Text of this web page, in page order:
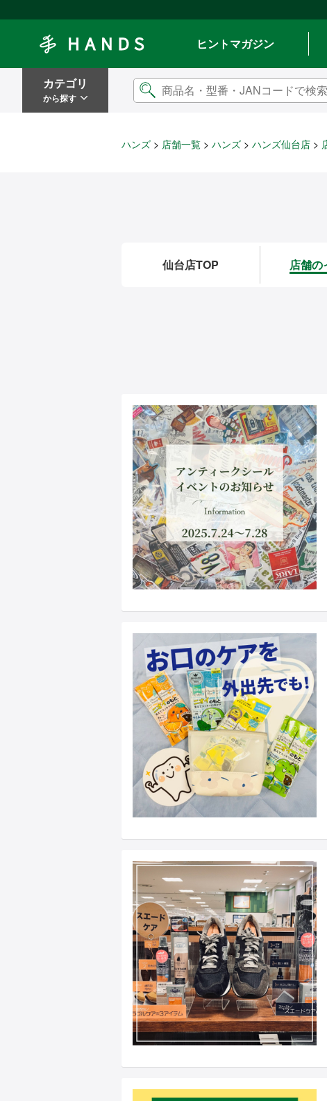
ヒントマガジン
カテゴリ
から探す
ハンズ 店舗一覧 ハンズ ハンズ仙台店
仙台店TOP 店舗の